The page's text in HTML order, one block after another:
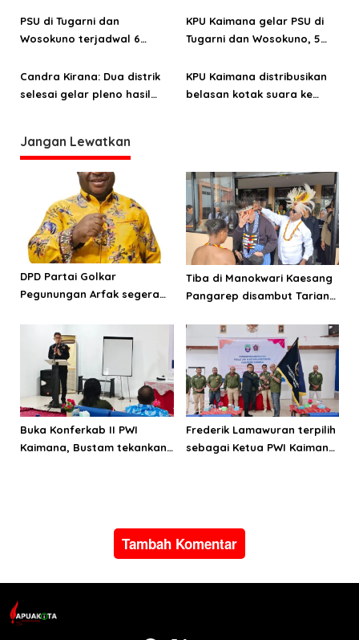
PSU di Tugarni dan
Wosokuno terjadwal 6
KPU Kaimana gelar PSU di
Tugarni dan Wosokuno, 5
Candra Kirana: Dua distrik
selesai gelar pleno hasil
KPU Kaimana distribusikan
belasan kotak suara ke
Jangan Lewatkan
DPD Partai Golkar
Pegunungan Arfak segera
Tiba di Manokwari Kaesang
Pangarep disambut Tarian
Buka Konferkab II PWI
Kaimana, Bustam tekankan
Frederik Lamawuran terpilih
sebagai Ketua PWI Kaimana
Tambah Komentar